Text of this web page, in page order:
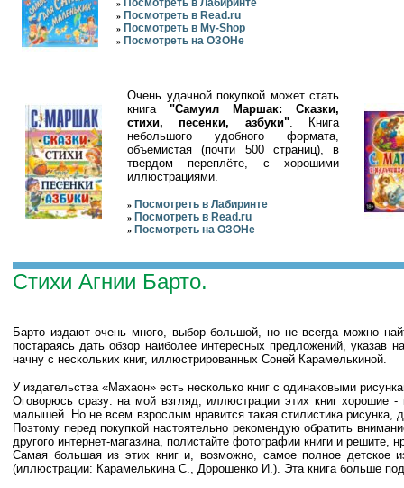
» Посмотреть в Лабиринте
» Посмотреть в Read.ru
» Посмотреть в My-Shop
» Посмотреть на ОЗОНе
Очень удачной покупкой может стать
книга "Самуил Маршак: Сказки,
стихи, песенки, азбуки". Книга
небольшого удобного формата,
объемистая (почти 500 страниц), в
твердом переплёте, с хорошими
иллюстрациями.
» Посмотреть в Лабиринте
» Посмотреть в Read.ru
» Посмотреть на ОЗОНе
Стихи Агнии Барто.
Барто издают очень много, выбор большой, но не всегда можно
постараясь дать обзор наиболее интересных предложений, указав
начну с нескольких книг, иллюстрированных Соней Карамелькиной.
У издательства «Махаон» есть несколько книг с одинаковыми
Оговорюсь сразу: на мой взгляд, иллюстрации этих книг
малышей. Но не всем взрослым нравится такая стилистика
Поэтому перед покупкой настоятельно рекомендую обратить
другого интернет-магазина, полистайте фотографии книги и решите,
Самая большая из этих книг и, возможно, самое полное детское
(иллюстрации: Карамелькина С., Дорошенко И.). Эта книга больше